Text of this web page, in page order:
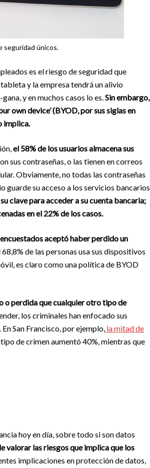
seguridad únicos.
es el riesgo de seguridad que
y la empresa tendrá un alivio
y en muchos casos lo es.Sin embargo,
own device’ (BYOD, por sus siglas en
implica.
el 58% de los usuarios almacena sus
sus contraseñas, o las tienen en correos
Obviamente, no todas las contraseñas
guarde su acceso a los servicios bancarios
clave para acceder a su cuenta bancaria;
en el 22% de los casos.
aceptó haber perdido un
de las personas usa sus dispositivos
es claro como una política de BYOD
o perdida que cualquier otro tipo de
los criminales han enfocado sus
San Francisco, por ejemplo, la mitad de
de crimen aumentó 40%, mientras que
hoy en día, sobre todo si son datos
valorar las riesgos que implica que los
implicaciones en protección de datos,